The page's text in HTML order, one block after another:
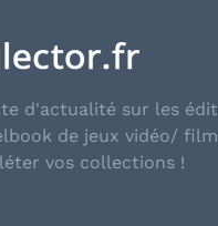
d'actualité sur les
de jeux vidéo/
vos collections !